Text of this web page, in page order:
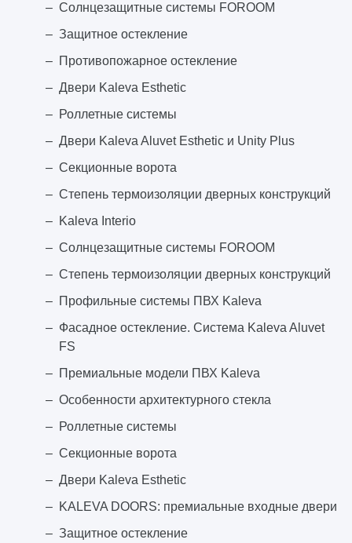
Солнцезащитные системы FOROOM
Защитное остекление
Противопожарное остекление
Двери Kaleva Esthetic
Роллетные системы
Двери Kaleva Aluvet Esthetic и Unity Plus
Секционные ворота
Степень термоизоляции дверных конструкций
Kaleva Interio
Солнцезащитные системы FOROOM
Степень термоизоляции дверных конструкций
Профильные системы ПВХ Kaleva
Фасадное остекление. Система Kaleva Aluvet
FS
Премиальные модели ПВХ Kaleva
Особенности архитектурного стекла
Роллетные системы
Секционные ворота
Двери Kaleva Esthetic
KALEVA DOORS: премиальные входные двери
Защитное остекление